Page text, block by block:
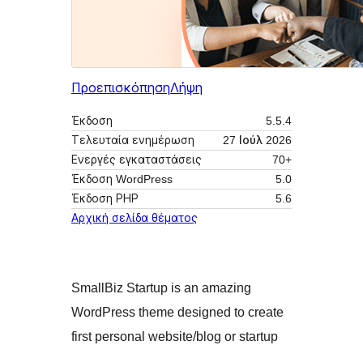
ΠροεπισκόπησηΛήψη
Έκδοση
5.5.4
Τελευταία ενημέρωση
27 Ιούλ 2026
Ενεργές εγκαταστάσεις
70+
Έκδοση WordPress
5.0
Έκδοση ΡΗΡ
5.6
Αρχική σελίδα θέματος
SmallBiz Startup is an amazing
WordPress theme designed to create
first personal website/blog or startup